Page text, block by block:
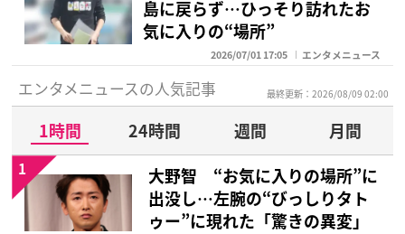
島に戻らず…ひっそり訪れたお
気に入りの“場所”
2026/07/01 17:05 エンタメニュース
エンタメニュースの人気記事 最終更新：2026/08/09 02:00
1時間 24時間 週間
月間
大野智 “お気に入りの場所”に
出没し…左腕の“びっしりタト
ゥー”に現れた「驚きの異変」
1